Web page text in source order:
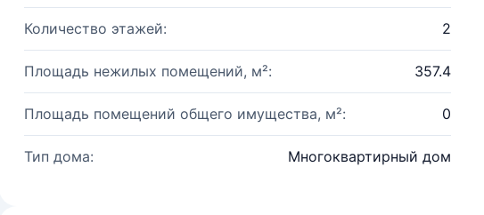
Количество этажей: 2
Площадь нежилых помещений, м²: 357.4
Площадь помещений общего имущества, м²: 0
Тип дома: Многоквартирный дом